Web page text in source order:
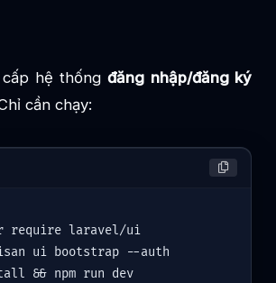
cấp hệ thốngđăng nhập/đăng ký
cần chạy:
require laravel/ui
ui bootstrap --auth